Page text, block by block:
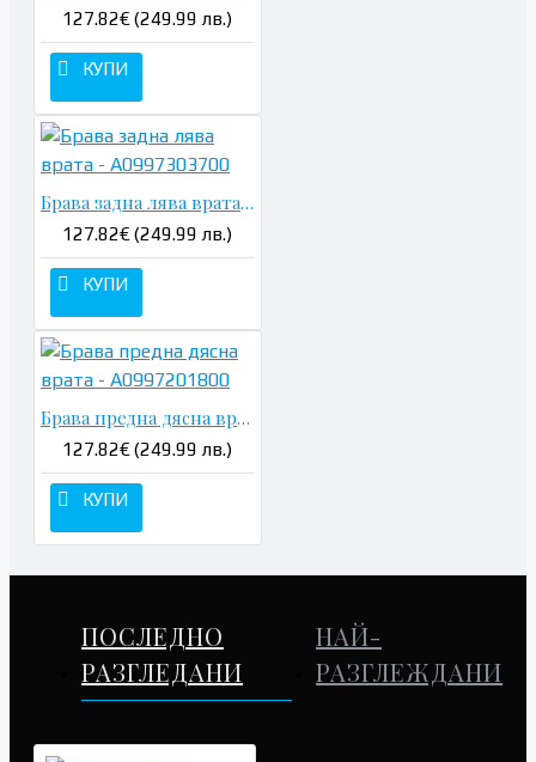
127.82€ (249.99 лв.)
КУПИ
Брава задна лява врата - A0997303700
127.82€ (249.99 лв.)
КУПИ
Брава предна дясна врата - A0997201800
127.82€ (249.99 лв.)
КУПИ
ПОСЛЕДНО
РАЗГЛЕДАНИ
НАЙ-
РАЗГЛЕЖДАНИ